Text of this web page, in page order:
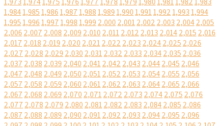
1,9841,9851,9861,9871,9881,9891,9901,9911,9921,9931,994
1,9951,9961,9971,9981,999 2,000 2,0012,002 2,003 2,0042,005
2,006 2,007 2,008 2,009 2,010 2,0112,012 2,013 2,0142,015 2,016
2,017 2,018 2,019 2,020 2,0212,022 2,023 2,0242,025 2,026
2,027 2,028 2,029 2,030 2,0312,032 2,033 2,0342,035 2,036
2,037 2,038 2,039 2,040 2,0412,042 2,043 2,0442,045 2,046
2,047 2,048 2,049 2,050 2,0512,052 2,053 2,0542,055 2,056
2,057 2,058 2,059 2,060 2,0612,062 2,063 2,0642,065 2,066
2,067 2,068 2,069 2,070 2,0712,072 2,073 2,0742,075 2,076
2,077 2,078 2,079 2,080 2,0812,082 2,083 2,0842,085 2,086
2,087 2,088 2,089 2,090 2,0912,092 2,093 2,0942,095 2,096